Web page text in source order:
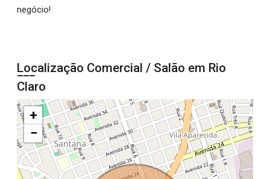
negócio!
Localização Comercial / Salão em Rio
Claro
+
−